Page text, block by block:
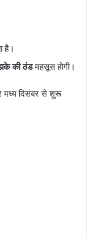
है।
की ठंडमहसूस होगी।
मध्य दिसंबर से शुरू